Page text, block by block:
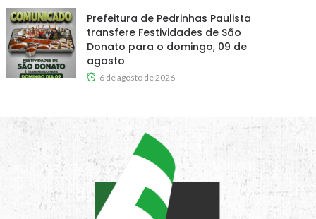
Prefeitura de Pedrinhas Paulista
transfere Festividades de São
Donato para o domingo, 09 de
agosto
6 de agosto de 2026